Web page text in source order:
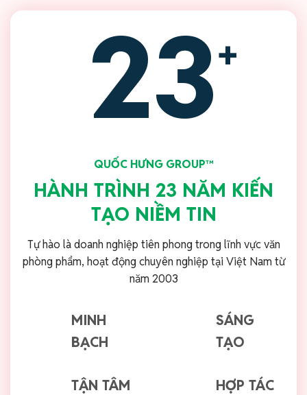
23+
QUỐC HƯNG GROUP™
HÀNH TRÌNH 23 NĂM KIẾN
TẠO NIỀM TIN
Tự hào là doanh nghiệp tiên phong trong lĩnh vực văn
phòng phẩm, hoạt động chuyên nghiệp tại Việt Nam từ
năm 2003
MINH
BẠCH
SÁNG
TẠO
TẬN TÂM HỢP TÁC